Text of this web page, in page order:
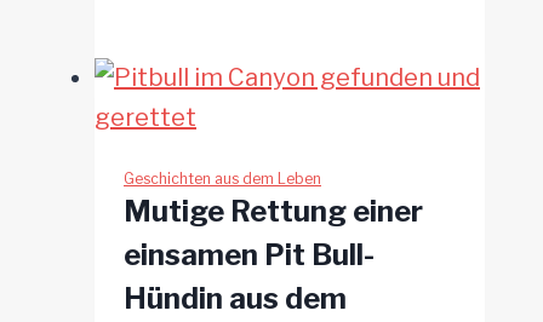
aus
dem
Pool
Geschichten aus dem Leben
Mutige Rettung einer
einsamen Pit Bull-
Hündin aus dem